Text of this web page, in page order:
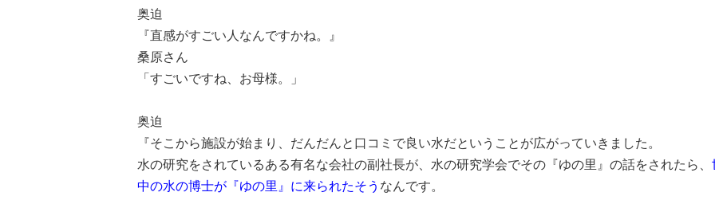
奥迫
『直感がすごい人なんですかね。』
桑原さん
「すごいですね、お母様。」
奥迫
『そこから施設が始まり、だんだんと口コミで良い水だということが広がっていきました。
水の研究をされているある有名な会社の副社長が、水の研究学会でその『ゆの里』の話をされたら、
中の水の博士が『ゆの里』に来られたそう なんです。